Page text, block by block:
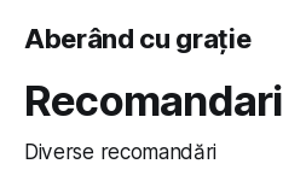
Aberând cu grație
Recomandari
Diverse recomandări